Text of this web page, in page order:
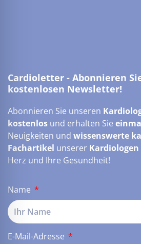
Cardioletter - Abonnieren
kostenlosen Newsletter!
Abonnieren Sie unseren
kostenlos und erhalten Sie
Neuigkeiten und wissenswerte
Fachartikel unserer Kardiologen
Herz und Ihre Gesundheit!
Name
E-Mail-Adresse